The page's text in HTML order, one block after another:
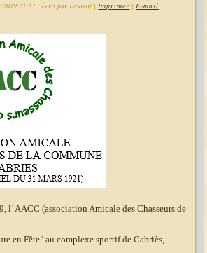
2019 21:23 |Écrit par Laurent |Imprimer |E-mail |
l’ AACC (association Amicale des Chasseurs de
en Fête" au complexe sportif de Cabriès,